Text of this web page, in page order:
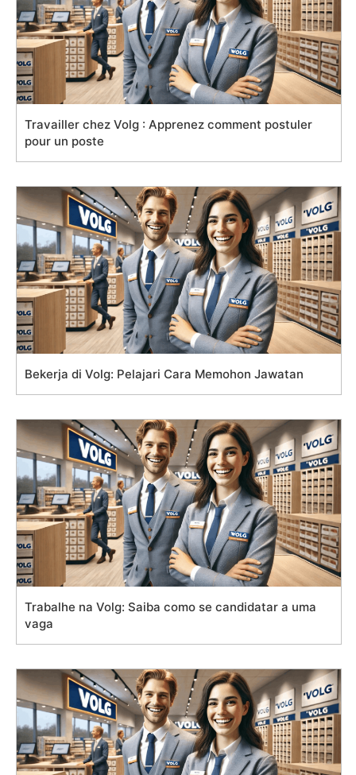
Travailler chez Volg : Apprenez comment postuler
pour un poste
Bekerja di Volg: Pelajari Cara Memohon Jawatan
Trabalhe na Volg: Saiba como se candidatar a uma
vaga